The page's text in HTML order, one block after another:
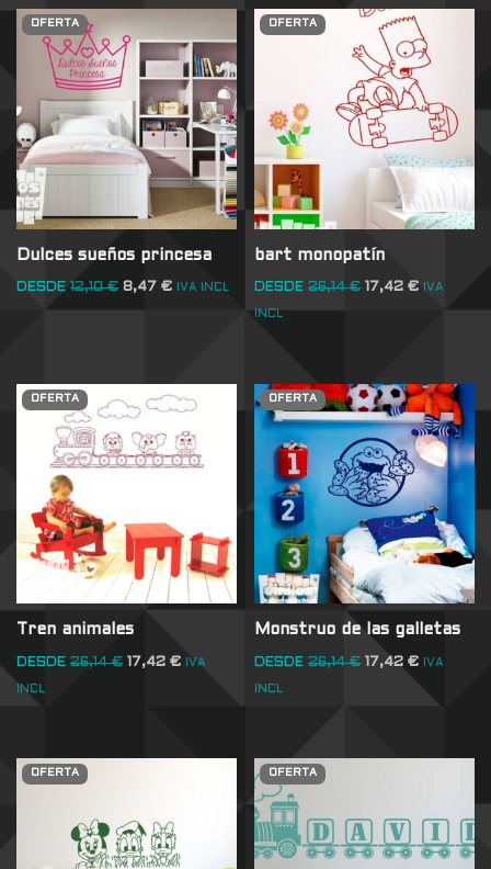
OFERTA
Dulces sueños princesa
DESDE 12,10€ 8,47 € IVA INCL
OFERTA
bart monopatín
DESDE 26,14€ 17,42€ IVA
INCL
OFERTA
Tren animales
DESDE 26,14€ 17,42 € IVA
INCL
OFERTA
Monstruo de las galletas
DESDE 26,14€ 17,42€ IVA
INCL
OFERTA OFERTA